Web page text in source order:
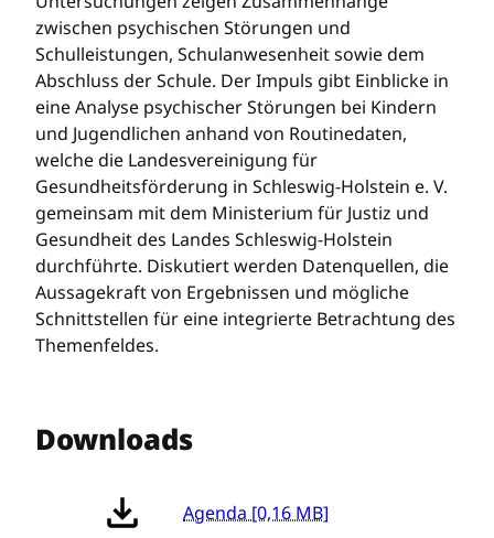
zwischen psychischen Störungen und
Schulleistungen, Schulanwesenheit sowie dem
Abschluss der Schule. Der Impuls gibt Einblicke in
eine Analyse psychischer Störungen bei Kindern
und Jugendlichen anhand von Routinedaten,
welche die Landesvereinigung für
Gesundheitsförderung in Schleswig-Holstein e. V.
gemeinsam mit dem Ministerium für Justiz und
Gesundheit des Landes Schleswig-Holstein
durchführte. Diskutiert werden Datenquellen, die
Aussagekraft von Ergebnissen und mögliche
Schnittstellen für eine integrierte Betrachtung des
Themenfeldes.
Downloads
Agenda [0,16 MB]